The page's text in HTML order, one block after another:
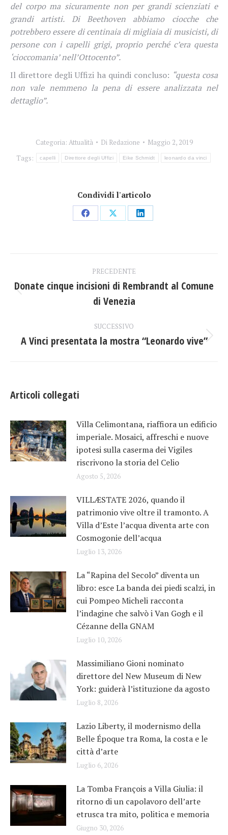
del corpo ma sicuramente non per grandi scienziati e
grandi artisti. Di Beethoven abbiamo ciocche che
potrebbero essere di centinaia di migliaia di musicisti, di
persone con i capelli grigi, proprio perché c’era questa
‘cioccomania’ nell’Ottocento”.
Il direttore degli Uffizi ha quindi concluso: “questa cosa
non vale nemmeno la pena di essere analizzata nel
dettaglio”.
Categoria: Attualità Di Redazione
Maggio 2, 2019
Tags:
capelli Direttore degli Uffizi Eike Schmidt leonardo da vinci
Condividi l'articolo
CondividiCondividiCondividi
tra
post
PRECEDENTE
Post
precedente:
Donate cinque incisioni di Rembrandt al Comune
di Venezia
SUCCESSIVO
Prossimo
A Vinci presentata la mostra “Leonardo vive”
Articoli collegati
Villa Celimontana, riaffiora un edificio
imperiale. Mosaici, affreschi e nuove
ipotesi sulla caserma dei Vigiles
riscrivono la storia del Celio
Agosto 5, 2026
VILLÆSTATE 2026, quando il
patrimonio vive oltre il tramonto. A
Villa d’Este l’acqua diventa arte con
Cosmogonie dell’acqua
Luglio 13, 2026
La “Rapina del Secolo” diventa un
libro: esce La banda dei piedi scalzi, in
cui Pompeo Micheli racconta
l’indagine che salvò i Van Gogh e il
Cézanne della GNAM
Luglio 10, 2026
Massimiliano Gioni nominato
direttore del New Museum di New
York: guiderà l’istituzione da agosto
Luglio 8, 2026
Lazio Liberty, il modernismo della
Belle Époque tra Roma, la costa e le
città d’arte
Luglio 6, 2026
La Tomba François a Villa Giulia: il
ritorno di un capolavoro dell’arte
etrusca tra mito, politica e memoria
Giugno 30, 2026